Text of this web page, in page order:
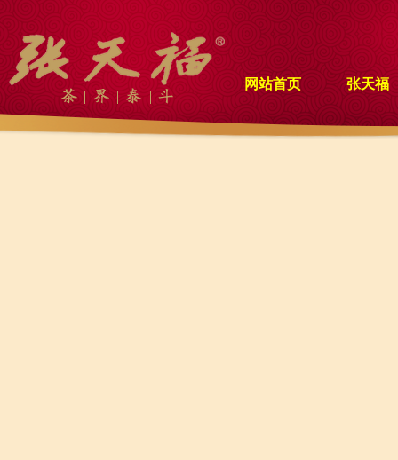
网站首页 张天福